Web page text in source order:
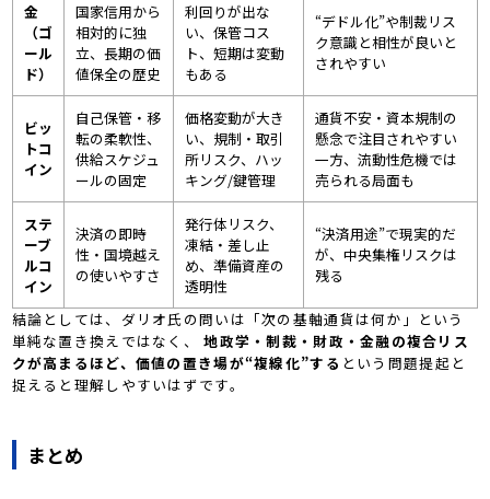
金
（ゴ
ール
ド）
国家信用から
相対的に独
立、長期の価
値保全の歴史
利回りが出な
い、保管コス
ト、短期は変動
もある
“デドル化”や制裁リス
ク意識と相性が良いと
されやすい
ビッ
トコ
イン
自己保管・移
転の柔軟性、
供給スケジュ
ールの固定
価格変動が大き
い、規制・取引
所リスク、ハッ
キング/鍵管理
通貨不安・資本規制の
懸念で注目されやすい
一方、流動性危機では
売られる局面も
ステ
ーブ
ルコ
イン
決済の即時
性・国境越え
の使いやすさ
発行体リスク、
凍結・差し止
め、準備資産の
透明性
“決済用途”で現実的だ
が、中央集権リスクは
残る
結論としては、ダリオ氏の問いは「次の基軸通貨は何か」という
単純な置き換えではなく、地政学・制裁・財政・金融の複合リス
クが高まるほど、価値の置き場が“複線化”する という問題提起と
捉えると理解しやすいはずです。
まとめ